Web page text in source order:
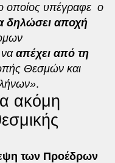
οποίος υπέγραφε ο
δηλώσει αποχή
απέχει από τη
Θεσμών και
.
ακόμη
των Προέδρων